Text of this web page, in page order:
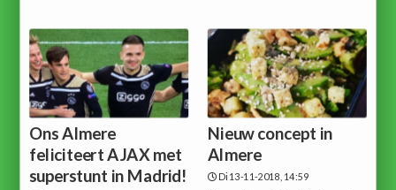
Ons Almere
feliciteert AJAX met
superstunt in Madrid!
Nieuw concept in
Almere
Di 13-11-2018, 14:59